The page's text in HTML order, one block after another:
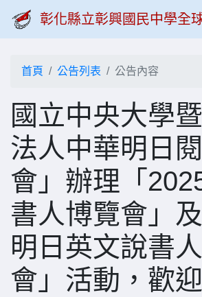
彰化縣立彰興國民中學全
首頁 公告列表 公告內容
國立中央大學
法人中華明日
會」辦理「
書人博覽會」
明日英文說書
會」活動，歡